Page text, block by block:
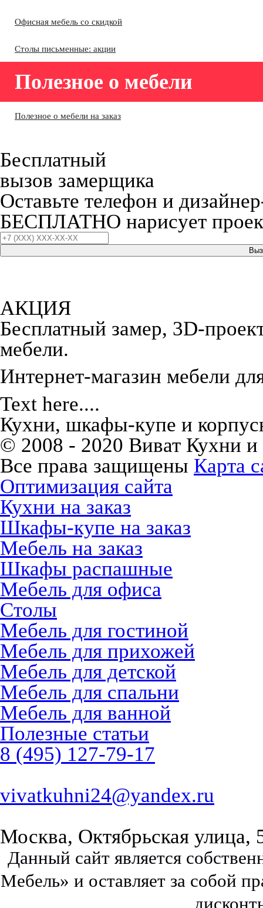
Офисная мебель со скидкой
Столы письменные: акции
Полезное о мебели
Полезное о мебели на заказ
Бесплатный
вызов замерщика
Оставьте телефон и
БЕСПЛАТНО нарисует
АКЦИЯ
Бесплатный замер, 3D-
мебели.
Интернет-магазин мебели
Text here....
Кухни, шкафы-купе и
© 2008 - 2020 Виват Кухни
Все права защищены Карта
Оптимизация сайта
Кухни на заказ
Шкафы-купе на заказ
Мебель на заказ
Шкафы распашные
Мебель для офиса
Столы
Мебель для гостиной
Мебель для прихожей
Мебель для детской
Мебель для спальни
Мебель для ванной
Полезные статьи
8 (495) 127-79-17
vivatkuhni24@yandex.ru
Москва, Октябрьская улица,
Данный сайт является
Мебель» и оставляет за собой